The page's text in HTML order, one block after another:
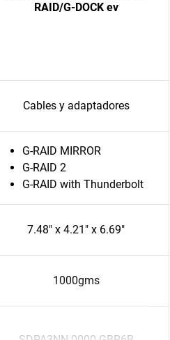
RAID/G-DOCK ev
Cables y adaptadores
G-RAID MIRROR
G-RAID 2
G-RAID with Thunderbolt
7.48" x 4.21" x 6.69"
1000gms